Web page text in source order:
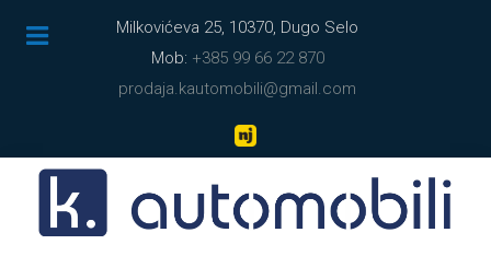
Milkovićeva 25, 10370, Dugo Selo
Mob: +385 99 66 22 870
prodaja.kautomobili@gmail.com